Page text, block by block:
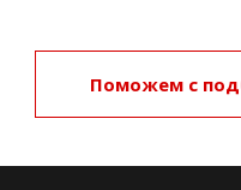
Поможем с